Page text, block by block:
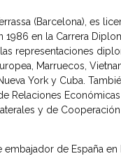
(Barcelona), es
1986 en la Carrera
representaciones
Marruecos,
York y Cuba.
Relaciones Económicas
y de Cooperación
embajador de España en